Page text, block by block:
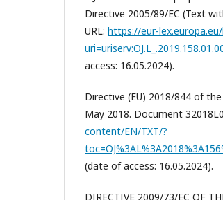
Directive 2005/89/EC (Text
URL: https://eur-
access: 16.05.2024).
Directive (EU) 2018/844 of
May 2018. Document
content/EN/TXT/?
(date of access: 16.05.2024).
DIRECTIVE 2009/73/EC OF